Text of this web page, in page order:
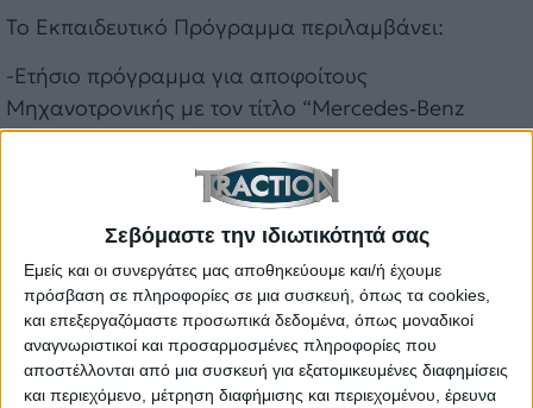
Σεβόμαστε την ιδιωτικότητά σας
Εμείς και οι συνεργάτες μας αποθηκεύουμε και/ή έχουμε
πρόσβαση σε πληροφορίες σε μια συσκευή, όπως τα cookies,
και επεξεργαζόμαστε προσωπικά δεδομένα, όπως μοναδικοί
αναγνωριστικοί και προσαρμοσμένες πληροφορίες που
αποστέλλονται από μια συσκευή για εξατομικευμένες διαφημίσεις
και περιεχόμενο, μέτρηση διαφήμισης και περιεχομένου, έρευνα
Το Εκπαιδευτικό Πρόγραμμα περιλαμβάνει:
-Ετήσιο πρόγραμμα για αποφοίτους
Μηχανοτρονικής με τον τίτλο “Mercedes‑Benz
Mechatronic Technicians”.
-Εκπαιδευτικά σεμινάρια για νεοεισερχόμενους
σπουδαστές Μηχανοτρονικής.
Πρόσβαση σε εκπαιδευτικά οχήματα.
-Υλικό εκπαίδευσης: κινητήρες, εξαρτήματα,
τεχνικά εγχειρίδια της Mercedes-Benz.
-Εκπαιδευτικές επισκέψεις στις εγκαταστάσεις